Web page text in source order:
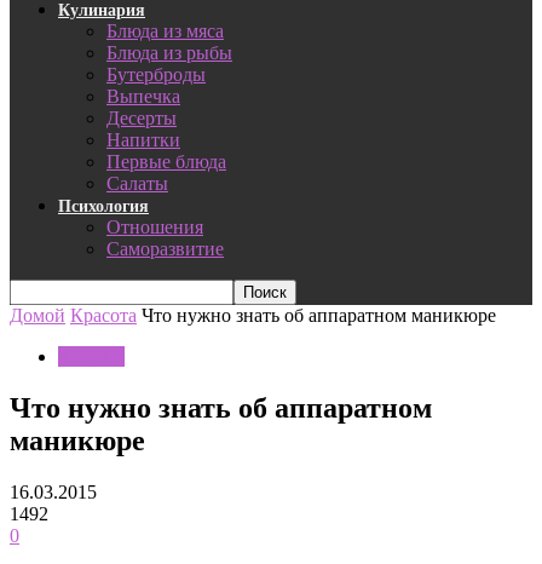
Кулинария
Блюда из мяса
Блюда из рыбы
Бутерброды
Выпечка
Десерты
Напитки
Первые блюда
Салаты
Психология
Отношения
Саморазвитие
Домой Красота Что нужно знать об аппаратном маникюре
Что нужно знать об аппаратном
маникюре
16.03.2015
1492
0